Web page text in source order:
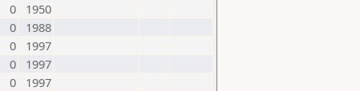
0
1950
0
1988
0
1997
0
1997
0
1997